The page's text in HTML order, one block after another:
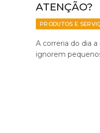
ATENÇÃO?
PRODUTOS E
A correria do dia
ignorem